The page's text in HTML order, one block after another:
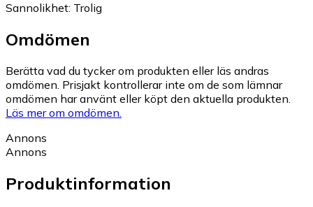
Sannolikhet: Trolig
Omdömen
Berätta vad du tycker om produkten eller läs andras
omdömen. Prisjakt kontrollerar inte om de som lämnar
omdömen har använt eller köpt den aktuella produkten.
Läs mer om omdömen.
Annons
Annons
Produktinformation